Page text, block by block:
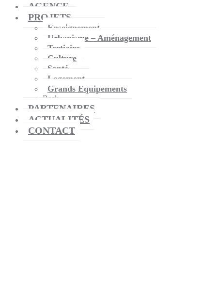
AGENCE
PROJETS
Enseignement
Urbanisme – Aménagement
Tertiaire
Culture
Santé
Logement
Grands Equipements
Back
PARTENAIRES
ACTUALITÉS
CONTACT